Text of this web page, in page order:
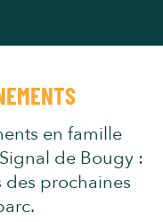
en famille
de Bougy :
des prochaines